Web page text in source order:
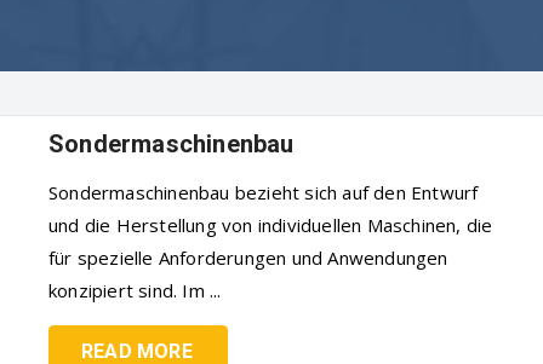
Sondermaschinenbau
Sondermaschinenbau bezieht sich auf den Entwurf
und die Herstellung von individuellen Maschinen, die
für spezielle Anforderungen und Anwendungen
konzipiert sind. Im ...
READ MORE